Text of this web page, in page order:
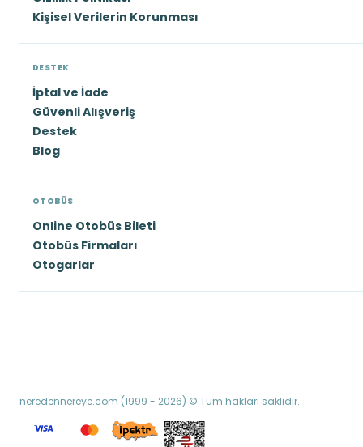
Kişisel Verilerin Korunması
DESTEK
İptal ve İade
Güvenli Alışveriş
Destek
Blog
OTOBÜS
Online Otobüs Bileti
Otobüs Firmaları
Otogarlar
neredennereye.com (1999 - 2026) © Tüm hakları saklıdır.